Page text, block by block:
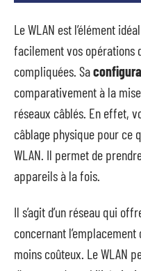
Le WLAN est l’élément
facilement vos opérations
compliquées. Sa
comparativement à la
réseaux câblés. En effet,
câblage physique pour ce
WLAN. Il permet de
appareils à la fois.
Il s’agit d’un réseau qui
concernant
moins coûteux. Le WLAN